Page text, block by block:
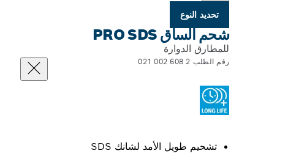
تحديد النوع
شحم الساق PRO SDS
للمطارق الدوارة
رقم الطلب 2 608 002 021
تشحيم طويل الأمد لشانك SDS